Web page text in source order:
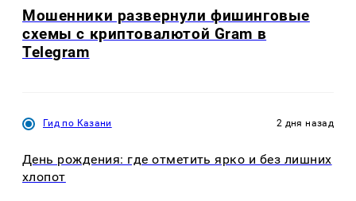
Мошенники развернули фишинговые
схемы с криптовалютой Gram в
Telegram
Гид по Казани 2 дня назад
День рождения: где отметить ярко и без лишних
хлопот